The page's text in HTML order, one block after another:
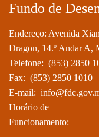
Fundo de
Endereço: Avenida
Dragon, 14.º Andar A,
Telefone: (853) 2850
Fax: (853) 2850 1010
E-mail:
Horário de
Funcionamento: